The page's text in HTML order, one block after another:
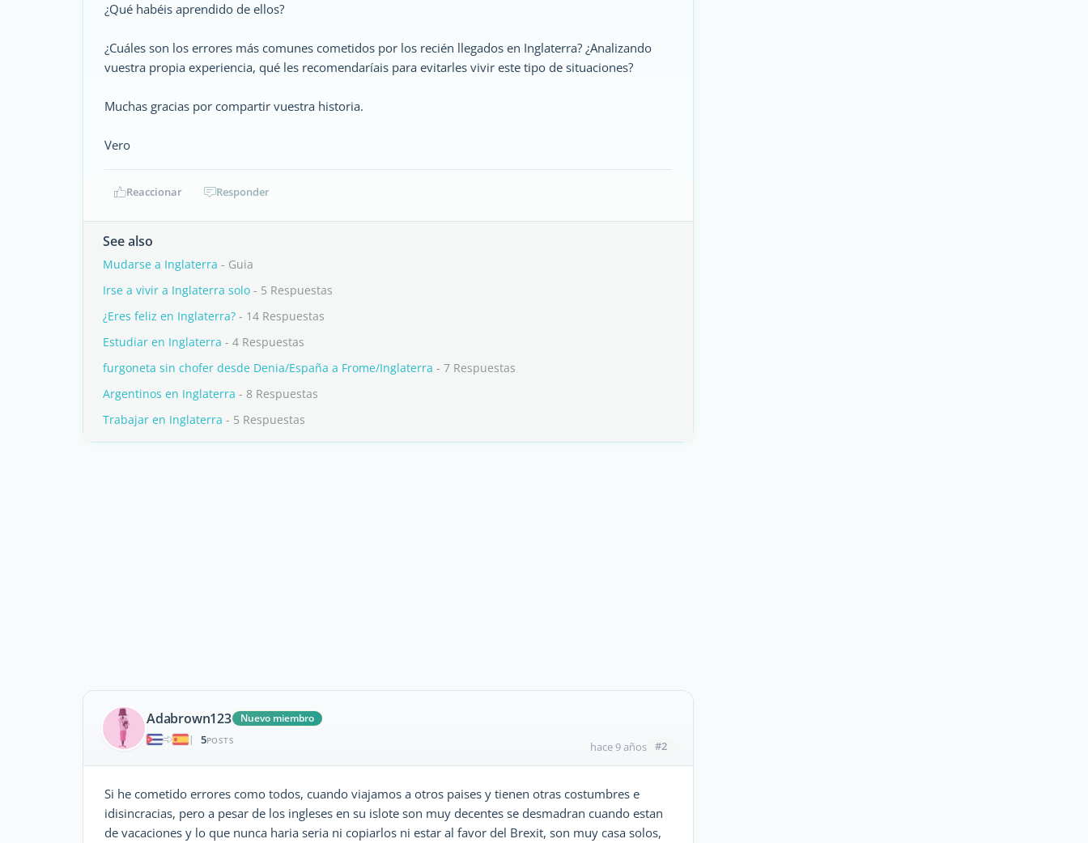
¿Qué habéis aprendido de ellos?
¿Cuáles son los errores más comunes cometidos por los recién llegados en Inglaterra? ¿Analizando
vuestra propia experiencia, qué les recomendaríais para evitarles vivir este tipo de situaciones?
Muchas gracias por compartir vuestra historia.
Vero
Reaccionar Responder
See also
Mudarse a Inglaterra - Guia
Irse a vivir a Inglaterra solo - 5 Respuestas
¿Eres feliz en Inglaterra? - 14 Respuestas
Estudiar en Inglaterra - 4 Respuestas
furgoneta sin chofer desde Denia/España a Frome/Inglaterra - 7 Respuestas
Argentinos en Inglaterra - 8 Respuestas
Trabajar en Inglaterra - 5 Respuestas
Adabrown123
Nuevo miembro
|
5POSTS hace 9 años #2
Si he cometido errores como todos, cuando viajamos a otros paises y tienen otras costumbres e
idisincracias, pero a pesar de los ingleses en su islote son muy decentes se desmadran cuando estan
de vacaciones y lo que nunca haria seria ni copiarlos ni estar al favor del Brexit, son muy casa solos,